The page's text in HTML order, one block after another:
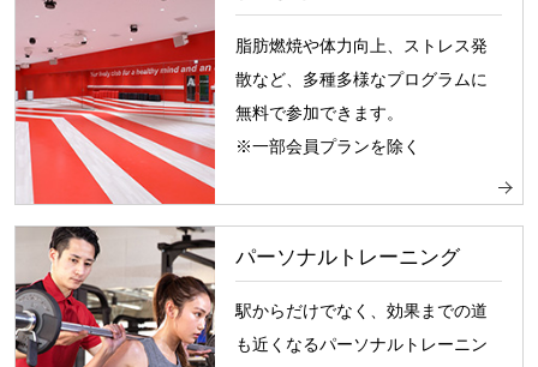
脂肪燃焼や体力向上、ストレス発
散など、多種多様なプログラムに
無料で参加できます。
※一部会員プランを除く
パーソナルトレーニング
駅からだけでなく、効果までの道
も近くなるパーソナルトレーニン